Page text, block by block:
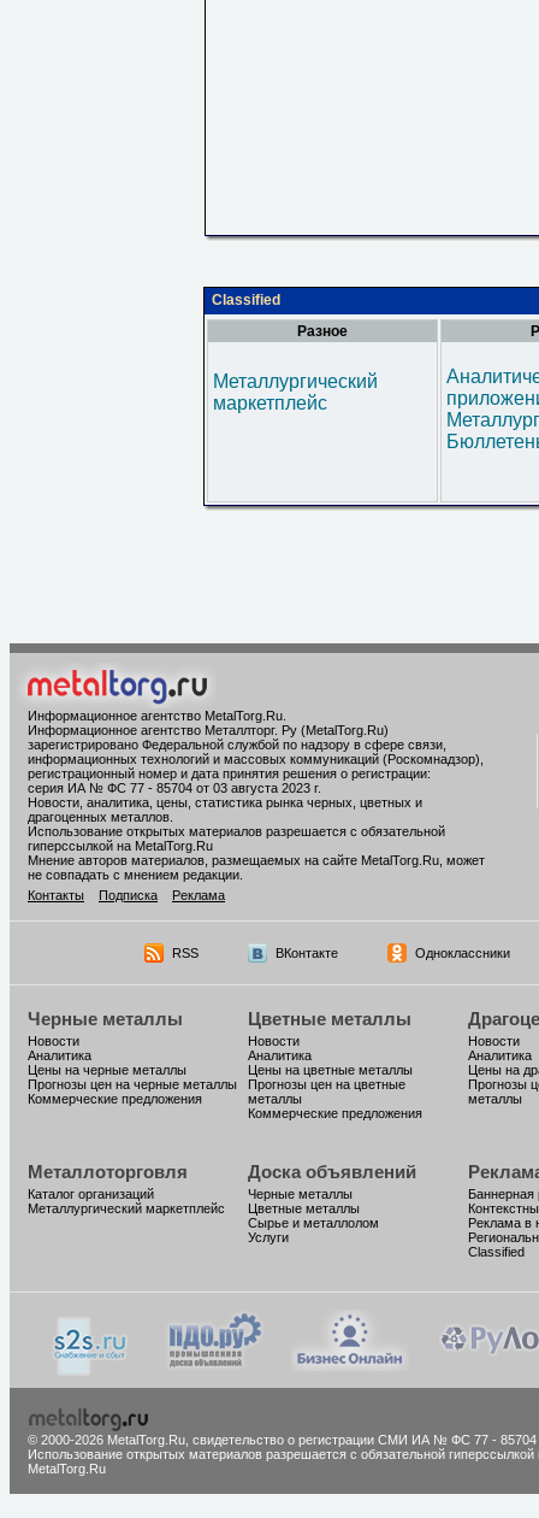
Classified
Разное
Металлургический
маркетплейс
Информационное агентство MetalTorg.Ru
Информационное агентство Металлторг. Ру (MetalTorg.Ru)
зарегистрировано Федеральной службой по надзору в сфере связи,
информационных технологий и массовых коммуникаций (Роскомнадзор),
регистрационный номер и дата принятия решения о регистрации:
серия ИА № ФС 77 - 85704 от 03 августа 2023 г.
Новости, аналитика, цены, статистика рынка черных, цветных и
драгоценных металлов.
Использование открытых материалов разрешается с обязательной
гиперссылкой на MetalTorg.Ru
Мнение авторов материалов, размещаемых на сайте MetalTorg.Ru, может
не совпадать с мнением редакции.
Контакты
Подписка Реклама
RSS ВКонтакте Одноклассники
Черные металлы
Новости
Аналитика
Цены на черные металлы
Прогнозы цен на черные металлы
Коммерческие предложения
Цветные металлы
Новости
Аналитика
Цены на цветные металлы
Прогнозы цен на цветные
металлы
Коммерческие предложения
Новости
Аналитика
Цены на
Прогнозы
металлы
Металлоторговля
Каталог организаций
Металлургический маркетплейс
Доска объявлений
Черные металлы
Цветные металлы
Сырье и металлолом
Услуги
Баннерная
Реклама в
Classified
© 2000-2026 MetalTorg.Ru, cвидетельство о регистрации СМИ ИА № ФС 77 - 85704
Использование открытых материалов разрешается с обязательной гиперссылкой
MetalTorg.Ru